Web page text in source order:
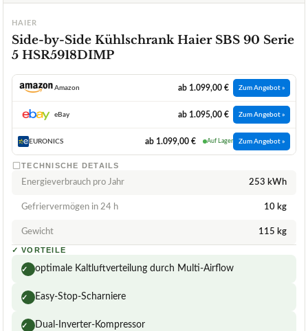
HAIER
Side-by-Side Kühlschrank Haier SBS 90 Serie
5 HSR5918DIMP
Amazon ab 1.099,00 € Zum Angebot »
eBay ab 1.095,00 € Zum Angebot »
EURONICS ab 1.099,00 € Auf Lager Zum Angebot »
TECHNISCHE DETAILS
Energieverbrauch pro Jahr 253 kWh
Gefriervermögen in 24 h 10 kg
Gewicht 115 kg
✓ VORTEILE
✓ optimale Kaltluftverteilung durch Multi-Airflow
✓ Easy-Stop-Scharniere
✓ Dual-Inverter-Kompressor